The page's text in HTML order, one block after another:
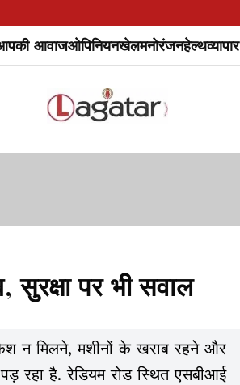
आवाजओपिनियनखेलमनोरंजनहेल्थव्यापार
पर भी सवाल
न मिलने, मशीनों के खराब रहने और
रहा है. रेडियम रोड स्थित एसबीआई